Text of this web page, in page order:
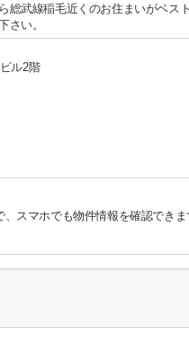
総武線稲毛近くのお住まいがベス
さい。
ル2階
スマホでも物件情報を確認できま